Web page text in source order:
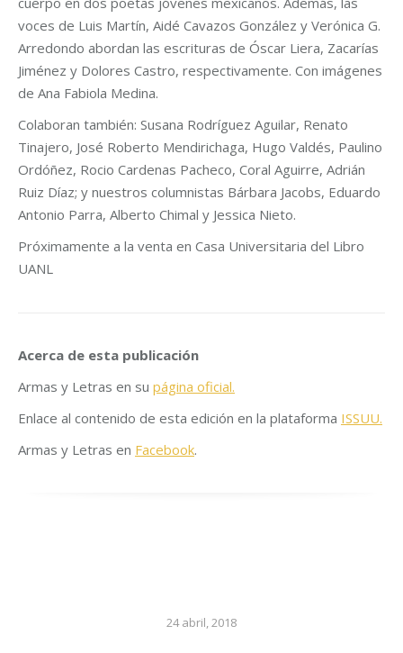
voces de Luis Martín, Aidé Cavazos González y Verónica G.
Arredondo abordan las escrituras de Óscar Liera, Zacarías
Jiménez y Dolores Castro, respectivamente. Con imágenes
de Ana Fabiola Medina.
Colaboran también: Susana Rodríguez Aguilar, Renato
Tinajero, José Roberto Mendirichaga, Hugo Valdés, Paulino
Ordóñez, Rocio Cardenas Pacheco, Coral Aguirre, Adrián
Ruiz Díaz; y nuestros columnistas Bárbara Jacobs, Eduardo
Antonio Parra, Alberto Chimal y Jessica Nieto.
Próximamente a la venta en Casa Universitaria del Libro
UANL
Acerca de esta publicación
Armas y Letras en su página oficial.
Enlace al contenido de esta edición en la plataforma ISSUU.
Armas y Letras en Facebook.
24 abril, 2018